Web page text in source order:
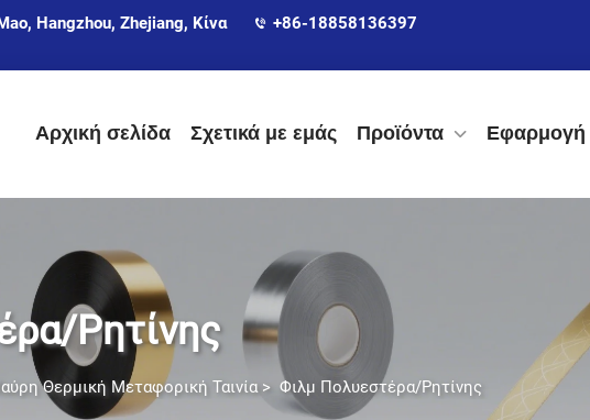
Hangzhou, Zhejiang, Κίνα
+86-18858136397
Αρχική σελίδα Σχετικά με εμάς Προϊόντα Εφαρμογή
Ρητίνης
Θερμική Μεταφορική Ταινία> Φιλμ Πολυεστέρα/Ρητίνης